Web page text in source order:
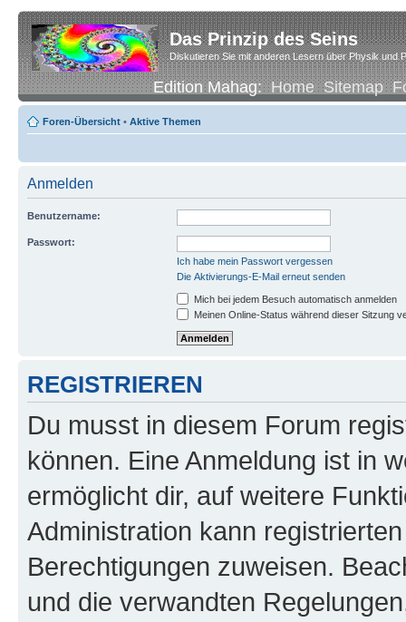
Das Prinzip des Seins
Diskutieren Sie mit anderen Lesern über Physik und
Edition Mahag:Home Sitemap
Foren-Übersicht • Aktive Themen
Anmelden
Benutzername:
Passwort:
Ich habe mein Passwort vergessen
Die Aktivierungs-E-Mail erneut senden
Mich bei jedem Besuch automatisch anmelden
Meinen Online-Status während dieser Sitzung
REGISTRIEREN
Du musst in diesem Forum
können. Eine Anmeldung ist in
ermöglicht dir, auf weitere
Administration kann
Berechtigungen zuweisen.
und die verwandten